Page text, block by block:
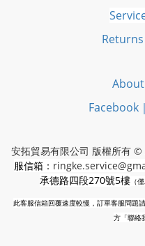
Facebook
安拓貿易有限公司 版權所有
服信箱：
承德路四段270號5樓 （
此客服信箱回覆速度較慢，訂單客服問題
方「聯絡